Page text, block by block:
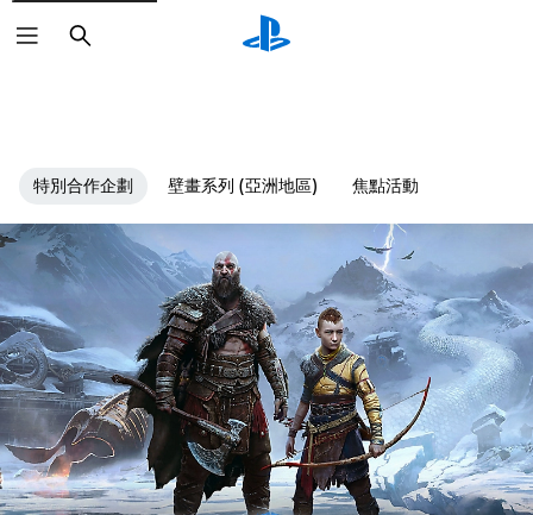
搜
尋
特別合作企劃 壁畫系列 (亞洲地區) 焦點活動